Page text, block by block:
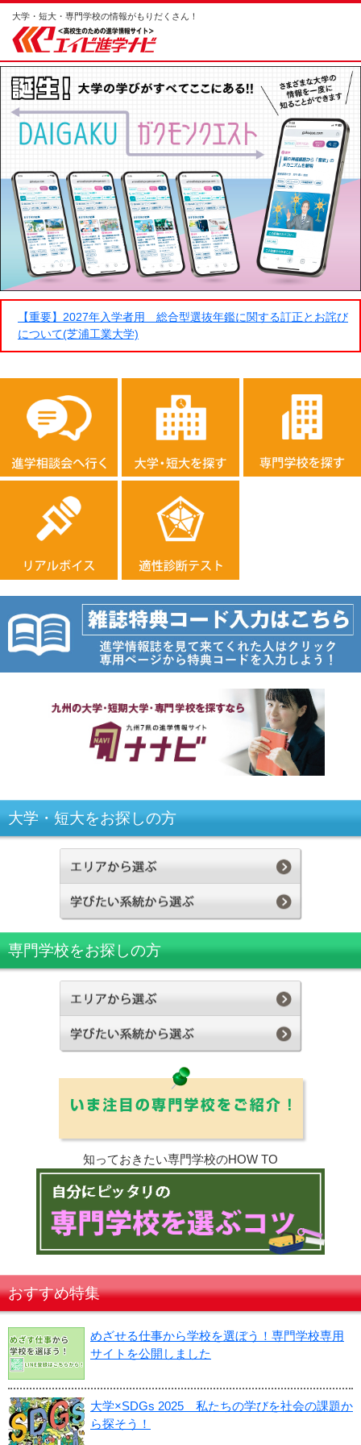
大学・短大・専門学校の情報がもりだくさん！
【重要】2027年入学者用 総合型選抜年鑑に関する訂正とお詫び
について(芝浦工業大学)
大学・短大をお探しの方
専門学校をお探しの方
知っておきたい専門学校のHOW TO
おすすめ特集
めざせる仕事から学校を選ぼう！専門学校専用
サイトを公開しました
大学×SDGs 2025 私たちの学びを社会の課題か
ら探そう！